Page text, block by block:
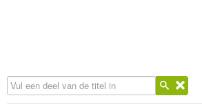
Vul een deel van de titel in